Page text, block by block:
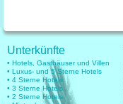
Unterkünfte
• Hotels, Gasthäuser und Villen
• Luxus- und 5 Sterne Hotels
• 4 Sterne Hotels
• 3 Sterne Hotels
• 2 Sterne Hotels